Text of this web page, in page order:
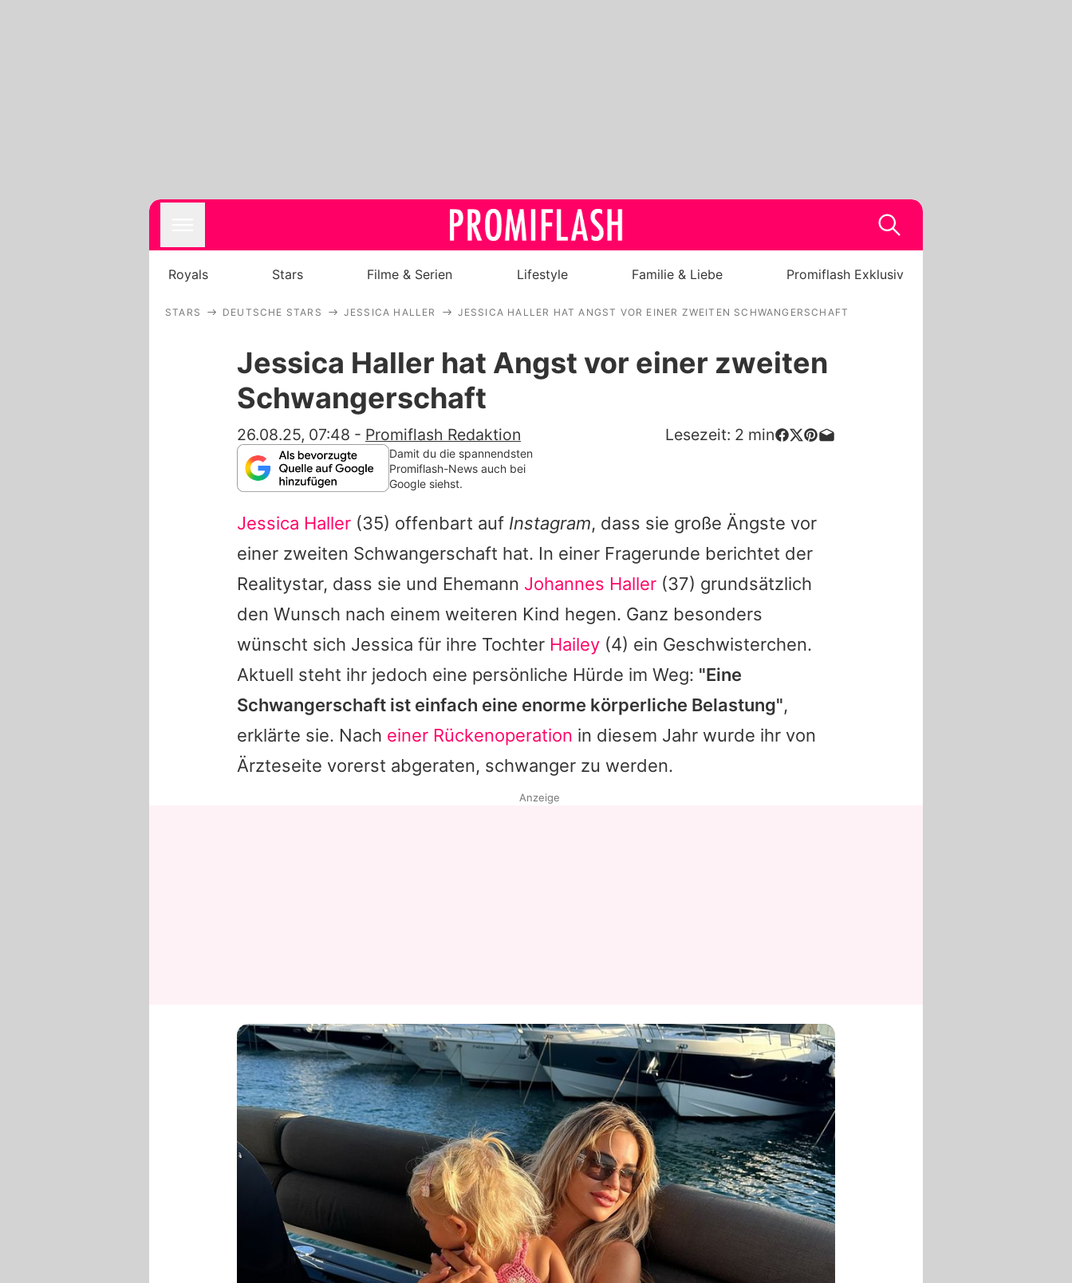
Royals
Filme & Serien
Familie & Liebe
Alle Themen auf Promiflash
App runterladen
Team
Redaktionelle Richtlinien
Impressum
Datenschutzerklärung
Nutzungsbedingungen
Royals Stars Filme & Serien Lifestyle Familie & Liebe Promiflash Exklusiv
STARS DEUTSCHE STARS JESSICA HALLER JESSICA HALLER HAT ANGST VOR EINER ZWEITEN SCHWANGERSCHAFT
Jessica Haller hat Angst vor einer zweiten
Schwangerschaft
26.08.25, 07:48 - Promiflash Redaktion Lesezeit: 2 min
Damit du die spannendsten
Promiflash-News auch bei
Google siehst.
Jessica Haller (35) offenbart auf Instagram, dass sie große Ängste vor
einer zweiten Schwangerschaft hat. In einer Fragerunde berichtet der
Realitystar, dass sie und Ehemann Johannes Haller (37) grundsätzlich
den Wunsch nach einem weiteren Kind hegen. Ganz besonders
wünscht sich Jessica für ihre Tochter Hailey (4) ein Geschwisterchen.
Aktuell steht ihr jedoch eine persönliche Hürde im Weg: "Eine
Schwangerschaft ist einfach eine enorme körperliche Belastung",
erklärte sie. Nach einer Rückenoperation in diesem Jahr wurde ihr von
Ärzteseite vorerst abgeraten, schwanger zu werden.
Anzeige